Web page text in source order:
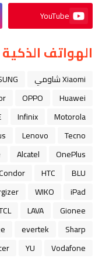
YouTube
الهواتف الذكية
Xiaomi شاومي
Huawei
OPPO
Motorola
Infinix
Tecno
Lenovo
OnePlus
Alcatel
BLU
HTC
iPad
WIKO
Gionee
LAVA
Sharp
evertek
Vodafone
YU